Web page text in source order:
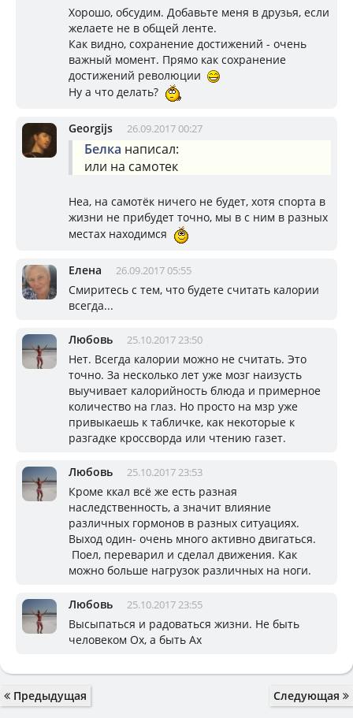
Хорошо, обсудим. Добавьте меня в друзья, если
желаете не в общей ленте.
Как видно, сохранение достижений - очень
важный момент. Прямо как сохранение
достижений революции
Ну а что делать?
Georgijs 26.09.2017 00:27
Белка написал:
или на самотек
Неа, на самотёк ничего не будет, хотя спорта в
жизни не прибудет точно, мы в с ним в разных
местах находимся
Елена 26.09.2017 05:55
Смиритесь с тем, что будете считать калории
всегда...
Любовь 25.10.2017 23:50
Нет. Всегда калории можно не считать. Это
точно. За несколько лет уже мозг наизусть
выучивает калорийность блюда и примерное
количество на глаз. Но просто на мзр уже
привыкаешь к табличке, как некоторые к
разгадке кроссворда или чтению газет.
Любовь 25.10.2017 23:53
Кроме ккал всё же есть разная
наследственность, а значит влияние
различных гормонов в разных ситуациях.
Выход один- очень много активно двигаться.
Поел, переварил и сделал движения. Как
можно больше нагрузок различных на ноги.
Любовь 25.10.2017 23:55
Высыпаться и радоваться жизни. Не быть
человеком Ох, а быть Ах
Предыдущая Следующая